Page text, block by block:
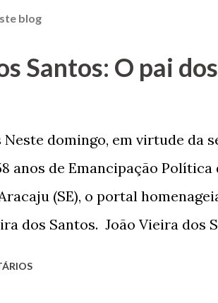
blog
Santos: O pai
domingo, em virtude da
anos de Emancipação Política
(SE), o portal
dos Santos. João Vieira dos